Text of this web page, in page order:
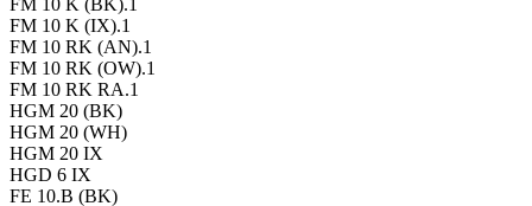
FM 10 K (BK).1
FM 10 K (IX).1
FM 10 RK (AN).1
FM 10 RK (OW).1
FM 10 RK RA.1
HGM 20 (BK)
HGM 20 (WH)
HGM 20 IX
HGD 6 IX
FE 10.B (BK)